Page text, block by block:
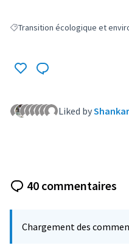
Filter results for: Transition
Transition écologique et
Liked by
40 commentaires
Chargement des